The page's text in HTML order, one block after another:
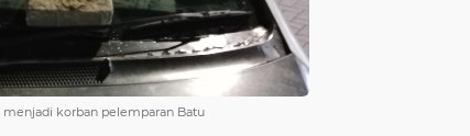
korban pelemparan Batu